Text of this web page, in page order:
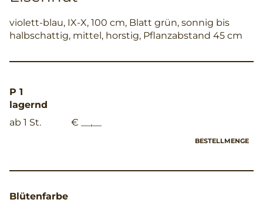
violett-blau, IX-X, 100 cm, Blatt grün, sonnig bis
halbschattig, mittel, horstig, Pflanzabstand 45 cm
P 1
lagernd
ab 1 St.
€ __,__
BESTELLMENGE
Blütenfarbe